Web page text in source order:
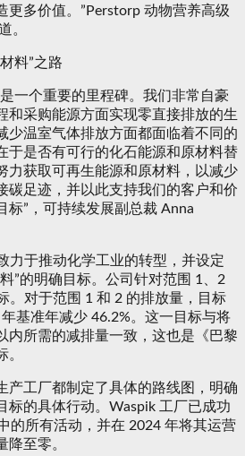
更多价值。”Perstorp 动物营养高级
。
料”之路
一个重要的里程碑。我们非常自豪
和采购能源方面实现零直接排放的生
少温室气体排放方面都面临着不同的
于是否有可行的化石能源和原材料替
力获取可再生能源和原材料，以减少
碳足迹，并以此支持我们的客户和价
标”，可持续发展副总裁 Anna
力于推动化学工业的转型，并设定
”的明确目标。公司针对范围 1、2
。对于范围 1 和 2 的排放量，目标
基准年减少 46.2%。这一目标与将
内所需的减排量一致，这也是《巴黎
。
产工厂都制定了具体的路线图，明确
标的具体行动。Waspik 工厂已成功
的所有活动，并在 2024 年将其运营
降至零。